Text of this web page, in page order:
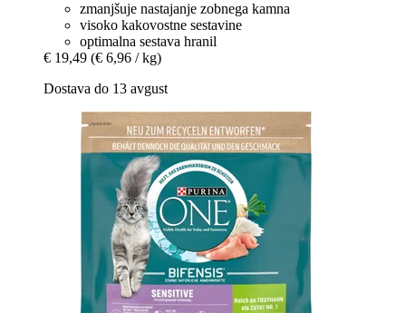
zmanjšuje nastajanje zobnega kamna
visoko kakovostne sestavine
optimalna sestava hranil
€ 19,49 (€ 6,96 / kg)
Dostava do 13 avgust